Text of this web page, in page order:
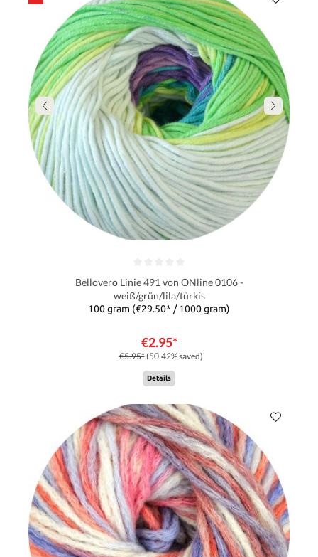
Bellovero Linie 491 von ONline 0106 -
weiß/grün/lila/türkis
100 gram (€29.50* / 1000 gram)
€2.95*
€5.95*(50.42% saved)
Details